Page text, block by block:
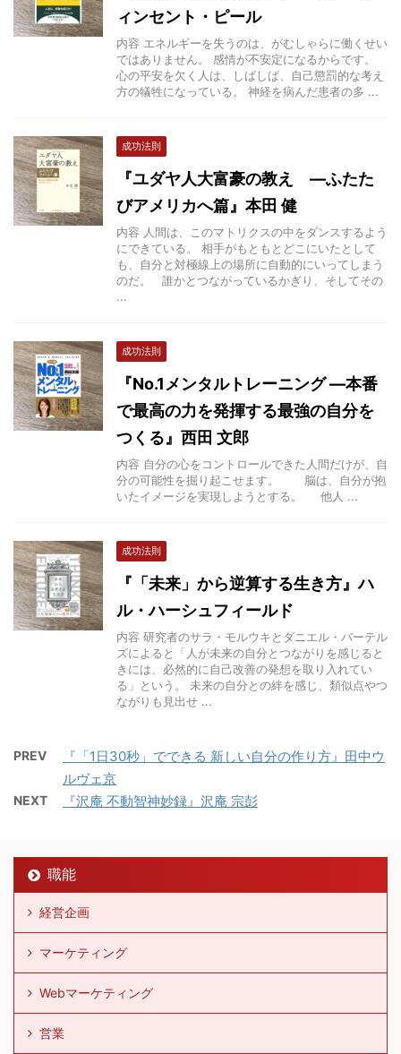
ィンセント・ピール
内容 エネルギーを失うのは、がむしゃらに働くせい
ではありません。 感情が不安定になるからです。
心の平安を欠く人は、しばしば、自己懲罰的な考え
方の犠牲になっている。 神経を病んだ患者の多 ...
成功法則
『ユダヤ人大富豪の教え ―ふたた
びアメリカへ篇』本田 健
内容 人間は、このマトリクスの中をダンスするよう
にできている。 相手がもともとどこにいたとして
も、自分と対極線上の場所に自動的にいってしまう
のだ。 誰かとつながっているかぎり、そしてその
...
成功法則
『No.1メンタルトレーニング ―本番
で最高の力を発揮する最強の自分を
つくる』西田 文郎
内容 自分の心をコントロールできた人間だけが、自
分の可能性を掘り起こせます。 脳は、自分が抱
いたイメージを実現しようとする。 他人 ...
成功法則
『「未来」から逆算する生き方』ハ
ル・ハーシュフィールド
内容 研究者のサラ・モルウキとダニエル・バーテル
ズによると「人が未来の自分とつながりを感じると
きには、必然的に自己改善の発想を取り入れてい
る」という。 未来の自分との絆を感じ、類似点やつ
ながりも見出せ ...
PREV
『「1日30秒」でできる 新しい自分の作り方』田中ウ
ルヴェ京
NEXT 『沢庵 不動智神妙録』沢庵 宗彭
職能
経営企画
マーケティング
Webマーケティング
営業